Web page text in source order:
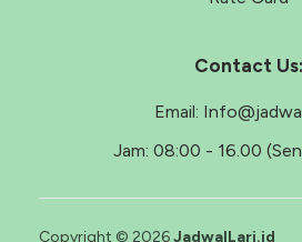
Contact Us:
Email:
Jam: 08:00 - 16.00
Copyright © 2026JadwalLari.id